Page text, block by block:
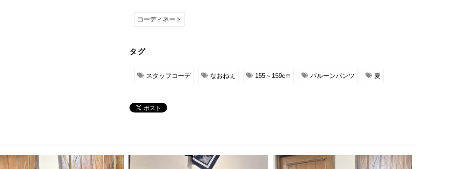
コーディネート
タグ
スタッフコーデ なおねぇ 155～159cm バルーンパンツ 夏